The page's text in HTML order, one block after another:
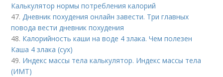
Калькулятор нормы потребления калорий
47.Дневник похудения онлайн завести. Три главных
повода вести дневник похудения
48. Калорийность каши на воде 4 злака. Чем полезен
Каша 4 злака (сух)
49. Индекс массы тела калькулятор. Индекс массы тела
(ИМТ)